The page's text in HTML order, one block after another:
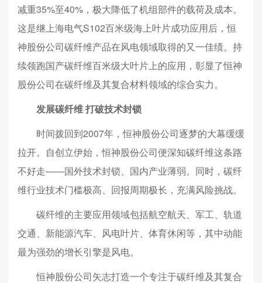
减重35%至40%，极大降低了机组部件的载荷及成本。
这是继上海电气S102百米级海上叶片成功应用后，恒
神股份公司碳纤维产品在风电领域取得的又一佳绩。持
续领跑国产碳纤维百米级大叶片上的应用，彰显了恒神
股份公司在碳纤维及其复合材料领域的综合实力。
发展碳纤维 打破技术封锁
时间拨回到2007年，恒神股份公司逐梦的大幕缓缓
拉开。自创立伊始，恒神股份公司便深知碳纤维这条路
不好走——国外技术封锁、国内产业薄弱。同时，碳纤
维行业技术门槛极高、回报周期极长，充满风险挑战。
碳纤维的主要应用领域包括航空航天、军工、轨道
交通、新能源汽车、风电叶片、体育休闲等，其中动能
最为强劲的增长引擎是风电。
恒神股份公司矢志打造一个专注于碳纤维及其复合